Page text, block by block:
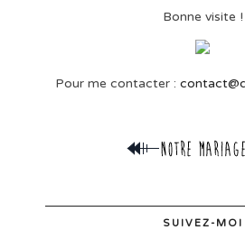
Bonne visite !
Pour me contacter :
SUIVEZ-MOI